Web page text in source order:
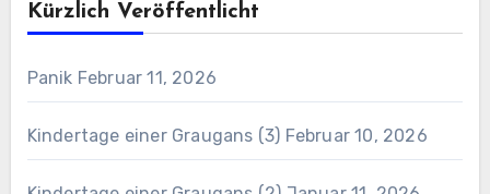
Kürzlich Veröffentlicht
Panik Februar 11, 2026
Kindertage einer Graugans (3) Februar 10, 2026